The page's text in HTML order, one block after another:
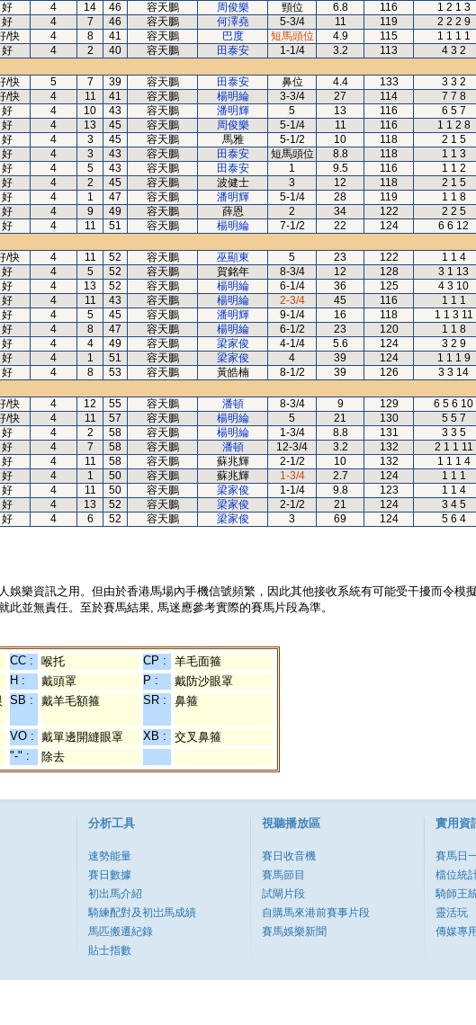
好 4 14 46 容天鵬 周俊樂 頸位 6.8 116 1 2 1 3
好 4 7 46 容天鵬 何澤堯 5-3/4 11 119 2 2 2 9
/快 4 8 41 容天鵬 巴度 短馬頭位 4.9 115 1 1 1 1
好 4 2 40 容天鵬 田泰安 1-1/4 3.2 113 4 3 2
/快 5 7 39 容天鵬 田泰安 鼻位 4.4 133 3 3 2
/快 4 11 41 容天鵬 楊明綸 3-3/4 27 114 7 7 8
好 4 10 43 容天鵬 潘明輝 5 13 116 6 5 7
好 4 13 45 容天鵬 周俊樂 5-1/4 11 116 1 1 2 8
好 4 3 45 容天鵬 馬雅 5-1/2 10 118 2 1 5
好 4 3 43 容天鵬 田泰安 短馬頭位 8.8 118 1 1 3
好 4 5 43 容天鵬 田泰安 1 9.5 116 1 1 2
好 4 2 45 容天鵬 波健士 3 12 118 2 1 5
好 4 1 47 容天鵬 潘明輝 5-1/4 28 119 1 1 8
好 4 9 49 容天鵬 薛恩 2 34 122 2 2 5
好 4 11 51 容天鵬 楊明綸 7-1/2 22 124 6 6 12
/快 4 11 52 容天鵬 巫顯東 5 23 122 1 1 4
好 4 5 52 容天鵬 賀銘年 8-3/4 12 128 3 1 13
好 4 13 52 容天鵬 楊明綸 6-1/4 36 125 4 3 10
好 4 11 43 容天鵬 楊明綸 2-3/4 45 116 1 1 1
好 4 5 45 容天鵬 潘明輝 9-1/4 16 118 1 1 3 11
好 4 8 47 容天鵬 楊明綸 6-1/2 23 120 1 1 8
好 4 4 49 容天鵬 梁家俊 4-1/4 5.6 124 3 2 9
好 4 1 51 容天鵬 梁家俊 4 39 124 1 1 1 9
好 4 8 53 容天鵬 黃皓楠 8-1/2 39 126 3 3 14
/快 4 12 55 容天鵬 潘頓 8-3/4 9 129 6 5 6 10
/快 4 11 57 容天鵬 楊明綸 5 21 130 5 5 7
好 4 2 58 容天鵬 楊明綸 1-3/4 8.8 131 3 3 5
好 4 7 58 容天鵬 潘頓 12-3/4 3.2 132 2 1 1 11
好 4 11 58 容天鵬 蘇兆輝 2-1/2 10 132 1 1 1 4
好 4 1 50 容天鵬 蘇兆輝 1-3/4 2.7 124 1 1 1
好 4 11 50 容天鵬 梁家俊 1-1/4 9.8 123 1 1 4
好 4 13 52 容天鵬 梁家俊 2-1/2 21 124 3 4 5
好 4 6 52 容天鵬 梁家俊 3 69 124 5 6 4
娛樂資訊之用。但由於香港馬場內手機信號頻繁，因此其他接收系統有可能受干擾而令模
並無責任。至於賽馬結果, 馬迷應參考實際的賽馬片段為準。
CC : 喉托 CP :
羊毛面箍
H : 戴頭罩 P :
戴防沙眼罩
SB : 戴羊毛額箍 SR : 鼻箍
VO : 戴單邊開縫眼罩 XB :
交叉鼻箍
"-" : 除去
分析工具
速勢能量
賽日數據
初出馬介紹
騎練配對及初岀馬成績
馬匹搬遷紀錄
貼士指數
視聽播放區
賽日收音機
賽馬節目
試閘片段
自購馬來港前賽事片段
賽馬娛樂新聞
實用資
賽馬日
檔位統
騎師王
靈活玩
傳媒專